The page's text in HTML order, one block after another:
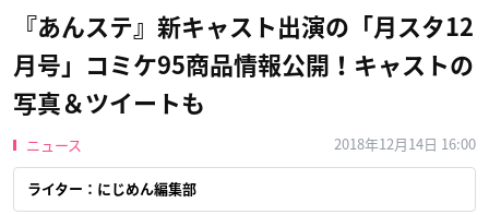
『あんステ』新キャスト出演の「月スタ12
月号」コミケ95商品情報公開！キャストの
写真＆ツイートも
ニュース 2018年12月14日 16:00
ライター：にじめん編集部